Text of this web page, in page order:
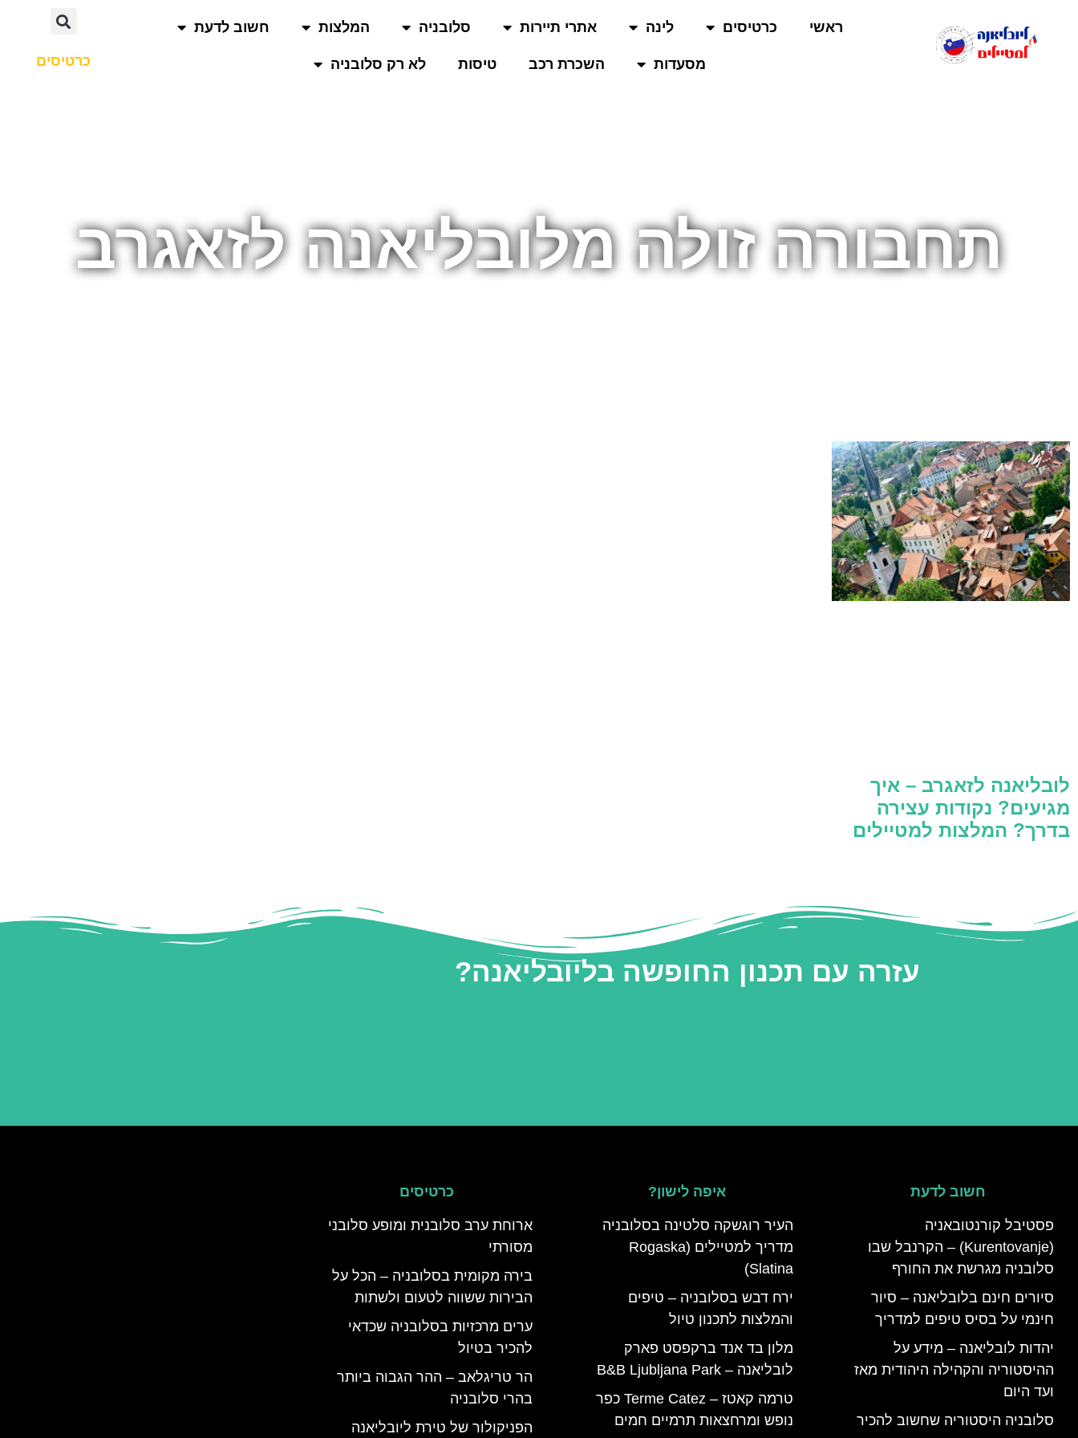
ראשי כרטיסים לינה אתרי תיירות סלובניה המלצות חשוב לדעת
מסעדות השכרת רכב טיסות לא רק סלובניה כרטיסים
תחבורה זולה מלובליאנה לזאגרב
לובליאנה לזאגרב – איך
מגיעים? נקודות עצירה
בדרך? המלצות למטיילים
עזרה עם תכנון החופשה בליובליאנה?
חשוב לדעת
פסטיבל קורנטובאניה
(Kurentovanje) – הקרנבל שבו
סלובניה מגרשת את החורף
סיורים חינם בלובליאנה – סיור
חינמי על בסיס טיפים למדריך
יהדות לובליאנה – מידע על
ההיסטוריה והקהילה היהודית מאז
ועד היום
סלובניה היסטוריה שחשוב להכיר
איפה לישון?
העיר רוגשקה סלטינה בסלובניה
מדריך למטיילים (Rogaska
Slatina)
ירח דבש בסלובניה – טיפים
והמלצות לתכנון טיול
מלון בד אנד ברקפסט פארק
לובליאנה – B&B Ljubljana Park
טרמה קאטז – Terme Catez כפר
נופש ומרחצאות תרמיים חמים
כרטיסים
ארוחת ערב סלובנית ומופע סלובני
מסורתי
בירה מקומית בסלובניה – הכל על
הבירות ששווה לטעום ולשתות
ערים מרכזיות בסלובניה שכדאי
להכיר בטיול
הר טריגלאב – ההר הגבוה ביותר
בהרי סלובניה
הפניקולור של טירת ליובליאנה